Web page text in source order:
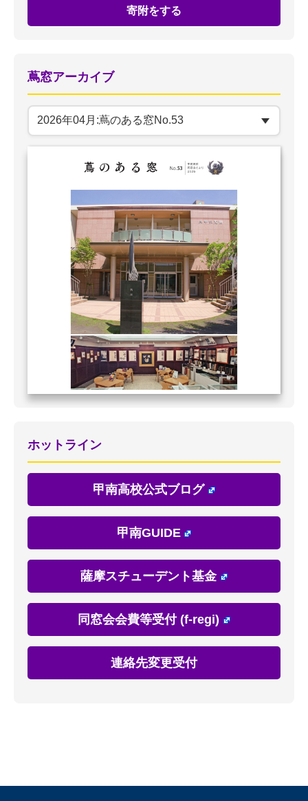
寄附をする
蔦窓アーカイブ
ホットライン
甲南高校公式ブログ
甲南GUIDE
薩摩スチューデント基金
同窓会会費等受付 (f-regi)
連絡先変更受付